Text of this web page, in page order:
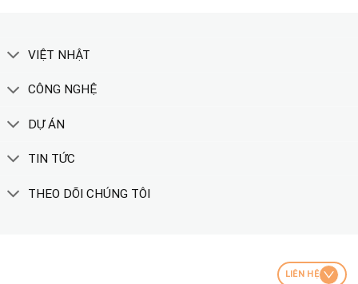
VIỆT NHẬT
CÔNG NGHỆ
DỰ ÁN
TIN TỨC
THEO DÕI CHÚNG TÔI
LIÊN HỆ